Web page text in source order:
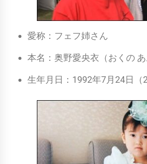
愛称：フェフ姉さん
本名：奥野愛央衣（おくの あ
生年月日：1992年7月24日（